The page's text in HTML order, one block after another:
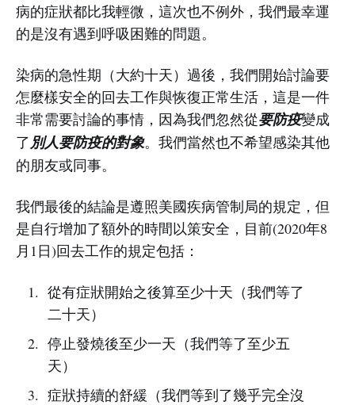
病的症狀都比我輕微，這次也不例外，我們最幸運
的是沒有遇到呼吸困難的問題。
染病的急性期（大約十天）過後，我們開始討論要
怎麼樣安全的回去工作與恢復正常生活，這是一件
非常需要討論的事情，因為我們忽然從要防疫變成
了別人要防疫的對象。我們當然也不希望感染其他
的朋友或同事。
我們最後的結論是遵照美國疾病管制局的規定，但
是自行增加了額外的時間以策安全，目前(2020年8
月1日)回去工作的規定包括：
從有症狀開始之後算至少十天（我們等了
二十天）
停止發燒後至少一天（我們等了至少五
天）
症狀持續的舒緩（我們等到了幾乎完全沒